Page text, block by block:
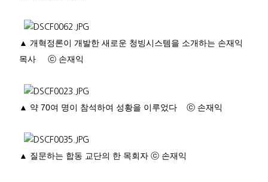
▲ 개혁정론이 개발한 새로운 청빙시스템을 소개하는 손재익
목사 ⓒ 손재익
▲ 약 70여 명이 참석하여 성황을 이루었다 ⓒ 손재익
▲ 질문하는 합동 교단의 한 목회자 ⓒ 손재익